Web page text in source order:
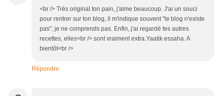
<br /> Très original ton pain, j'aime beaucoup. J'ai un souci
pour rentrer sur ton blog, il m'indique souvent "le blog n'existe
pas", je ne comprends pas. Enfin, j'ai regardé tes autres
recettes, elles<br /> sont vraiment extra.Yaatik essaha. A
bientôt<br />
Répondre